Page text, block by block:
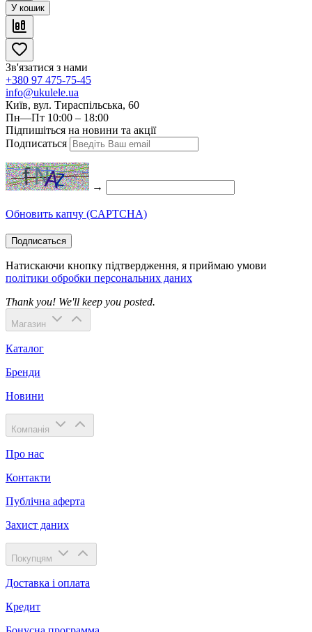
У кошик
Зв'язатися з нами
+380 97 475-75-45
info@ukulele.ua
Київ, вул. Тираспільська, 60
Пн—Пт 10:00 – 18:00
Підпишіться на новини та акції
Подписаться
→
Обновить капчу (CAPTCHA)
Подписаться
Натискаючи кнопку підтвердження, я приймаю умови
політики обробки персональних даних
Thank you! We'll keep you posted.
Магазин
Каталог
Бренди
Новини
Компанія
Про нас
Контакти
Публічна аферта
Захист даних
Покупцям
Доставка і оплата
Кредит